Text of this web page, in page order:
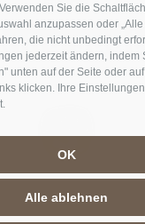
Sie die
anzupassen oder
die nicht unbedingt
jederzeit ändern, indem
unten auf der Seite oder
klicken. Ihre
OK
Alle ablehnen
Sitemap | Cookie-